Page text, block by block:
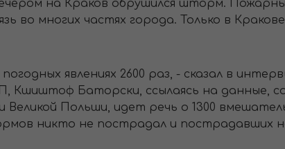
на Краков обрушился шторм.
во многих частях города. Только в
явлениях 2600 раз, - сказал в
Кшиштоф Баторски, ссылаясь на данные,
Великой Польши, идет речь о 1300
никто не пострадал и пострадавших